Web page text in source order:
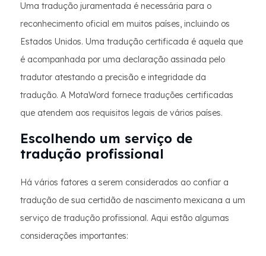
Uma tradução juramentada é necessária para o
reconhecimento oficial em muitos países, incluindo os
Estados Unidos. Uma tradução certificada é aquela que
é acompanhada por uma declaração assinada pelo
tradutor atestando a precisão e integridade da
tradução. A MotaWord fornece traduções certificadas
que atendem aos requisitos legais de vários países.
Escolhendo um serviço de
tradução profissional
Há vários fatores a serem considerados ao confiar a
tradução de sua certidão de nascimento mexicana a um
serviço de tradução profissional. Aqui estão algumas
considerações importantes: